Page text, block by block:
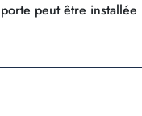
peut être